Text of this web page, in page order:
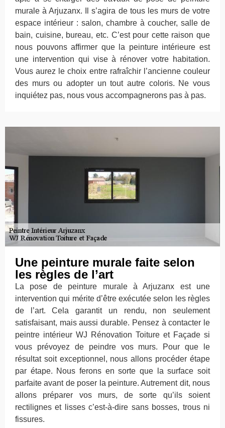
murale à Arjuzanx. Il s’agira de tous les murs de votre
espace intérieur : salon, chambre à coucher, salle de
bain, cuisine, bureau, etc. C’est pour cette raison que
nous pouvons affirmer que la peinture intérieure est
une intervention qui vise à rénover votre habitation.
Vous aurez le choix entre rafraîchir l’ancienne couleur
des murs ou adopter un tout autre coloris. Ne vous
inquiétez pas, nous vous accompagnerons pas à pas.
Une peinture murale faite selon
les règles de l’art
La pose de peinture murale à Arjuzanx est une
intervention qui mérite d’être exécutée selon les règles
de l’art. Cela garantit un rendu, non seulement
satisfaisant, mais aussi durable. Pensez à contacter le
peintre intérieur WJ Rénovation Toiture et Façade si
vous prévoyez de peindre vos murs. Pour que le
résultat soit exceptionnel, nous allons procéder étape
par étape. Nous ferons en sorte que la surface soit
parfaite avant de poser la peinture. Autrement dit, nous
allons préparer vos murs, de sorte qu’ils soient
rectilignes et lisses c’est-à-dire sans bosses, trous ni
fissures.